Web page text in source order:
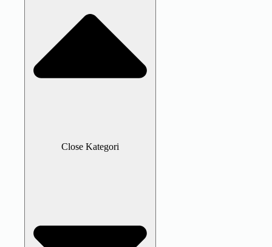
Close Kategori